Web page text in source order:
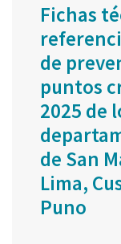
Fichas
de
puntos
2025 de
de San
Lima,
Puno